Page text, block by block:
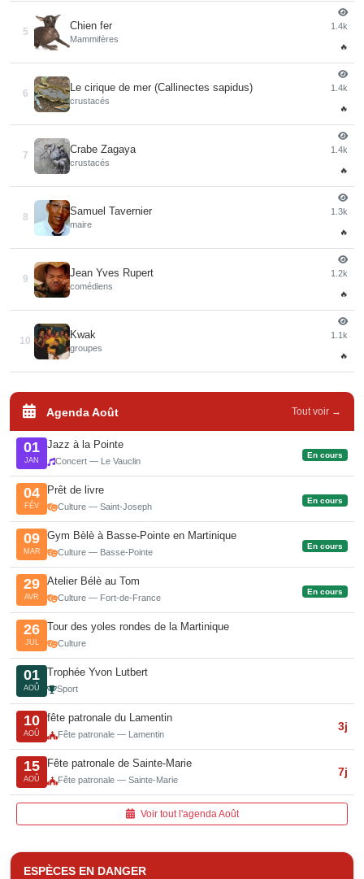
5
Chien fer
Mammifères
1.4k
🔥
6
Le cirique de mer (Callinectes sapidus)
crustacés
1.4k
🔥
7
Crabe Zagaya
crustacés
1.4k
🔥
8
Samuel Tavernier
maire
1.3k
🔥
9
Jean Yves Rupert
comédiens
1.2k
🔥
10
Kwak
groupes
1.1k
🔥
Agenda Août Tout voir →
01
JAN
Jazz à la Pointe
Concert — Le Vauclin
En cours
04
FÉV
Prêt de livre
Culture — Saint-Joseph
En cours
09
MAR
Gym Bèlè à Basse-Pointe en Martinique
Culture — Basse-Pointe
En cours
29
AVR
Atelier Bélè au Tom
Culture — Fort-de-France
En cours
26
JUL
Tour des yoles rondes de la Martinique
Culture
01
AOÛ
Trophée Yvon Lutbert
Sport
10
AOÛ
fête patronale du Lamentin
Fête patronale — Lamentin
3j
15
AOÛ
Fête patronale de Sainte-Marie
Fête patronale — Sainte-Marie
7j
Voir tout l'agenda Août
ESPÈCES EN DANGER